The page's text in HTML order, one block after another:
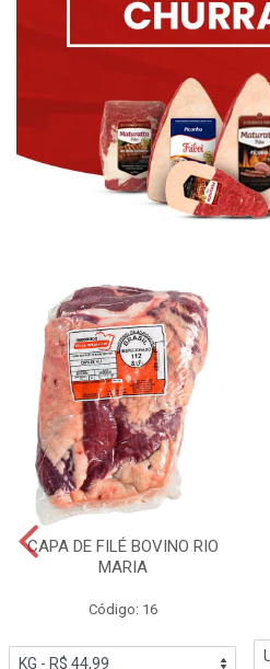
CAPA DE FILÉ BOVINO RIO
MARIA
Código: 16